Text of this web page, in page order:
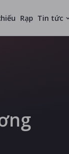
Rạp Tin tức